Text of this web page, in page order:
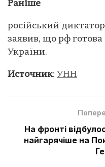
Раніше
російський
заявив, що рф
України.
Источник: УНН
На фронті
найгарячіше на